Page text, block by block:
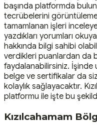
başında platformda
tecrübelerini
tamamlanan işleri
yazdıkları yorumları
hakkında bilgi sahibi
verdikleri puanlardan da
faydalanabilirsiniz. İşinde
belge ve sertifikalar da
kolaylık sağlayacaktır.
platformu ile işte bu
Kızılcahamam